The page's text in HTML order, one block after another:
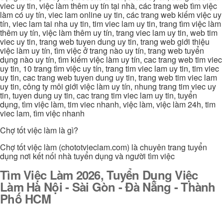
viec uy tin, việc làm thêm uy tín tại nhà, các trang web tìm việc
làm có uy tín, viec lam online uy tin, các trang web kiếm việc uy
tín, viec lam tai nha uy tin, tim viec lam uy tin, trang tìm việc làm
thêm uy tín, việc làm thêm uy tín, trang viec lam uy tin, web tim
viec uy tin, trang web tuyen dung uy tin, trang web giới thiệu
việc làm uy tín, tìm việc ở trang nào uy tín, trang web tuyển
dụng nào uy tín, tìm kiếm việc làm uy tín, cac trang web tim viec
uy tin, 10 trang tìm việc uy tín, trang tim viec lam uy tin, tim viec
uy tin, cac trang web tuyen dung uy tin, trang web tim viec lam
uy tin, công ty môi giới việc làm uy tín, nhung trang tim viec uy
tin, tuyen dung uy tin, cac trang tim viec lam uy tin, tuyển
dụng, tìm việc làm, tim viec nhanh, việc làm, việc làm 24h, tim
viec lam, tìm việc nhanh
Chợ tốt việc làm là gì?
Chợ tốt việc làm (chototvieclam.com) là chuyên trang tuyển
dụng nơi kết nối nhà tuyển dụng và người tìm việc
Tìm Việc Làm 2026, Tuyển Dụng Việc
Làm Hà Nội - Sài Gòn - Đà Nẵng - Thành
Phố HCM